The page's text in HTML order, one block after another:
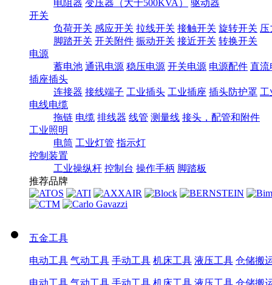
电阻器 变压器（大于500KVA）
驱动器
开关
负荷开关 感应开关 拉线开关 接触开关 旋转开关 压
脚踏开关 开关附件 振动开关 接近开关 转换开关
电源
蓄电池 通讯电源 稳压电源 开关电源 电源配件 直流
插座插头
连接器 接线端子 工业插头 工业插座 插头防护罩 工
电线电缆
拖链 电缆 排线器 线管 测量线 接头，配管和附件
工业照明
电筒 工业灯管 指示灯
控制装置
工业操纵杆 控制台 操作手柄 脚踏板
推荐品牌
五金工具
电动工具 气动工具 手动工具 机床工具 液压工具 仓储搬
电动工具 气动工具 手动工具 机床工具 液压工具 仓储搬